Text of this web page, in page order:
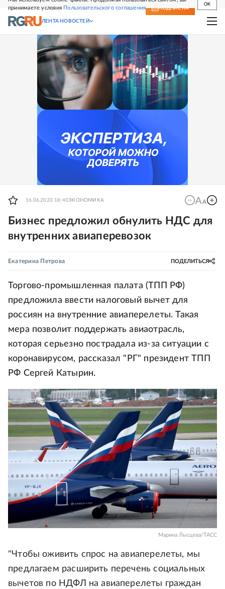
принимаете условия Пользовательского соглашения
OK
СВЕЖИЙ НОМЕР ПОДПИСКА
ЛЕНТА НОВОСТЕЙ
16.06.2020 18:40ЭКОНОМИКА
Бизнес предложил обнулить НДС для
внутренних авиаперевозок
Екатерина Петрова ПОДЕЛИТЬСЯ
Торгово-промышленная палата (ТПП РФ)
предложила ввести налоговый вычет для
россиян на внутренние авиаперелеты. Такая
мера позволит поддержать авиаотрасль,
которая серьезно пострадала из-за ситуации с
коронавирусом, рассказал "РГ" президент ТПП
РФ Сергей Катырин.
Марина Лысцева/ТАСС
"Чтобы оживить спрос на авиаперелеты, мы
предлагаем расширить перечень социальных
вычетов по НДФЛ на авиаперелеты граждан